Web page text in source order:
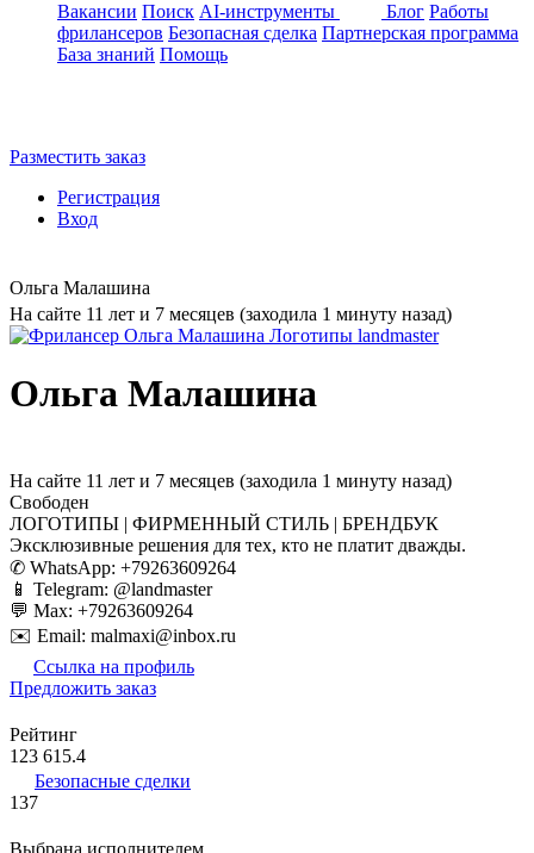
Вакансии Поиск AI-инструменты Блог Работы
фрилансеров Безопасная сделка Партнерская программа
База знаний Помощь
Разместить заказ
Регистрация
Вход
Ольга Малашина
На сайте 11 лет и 7 месяцев (заходила 1 минуту назад)
Ольга Малашина
На сайте 11 лет и 7 месяцев (заходила 1 минуту назад)
Свободен
ЛОГОТИПЫ | ФИРМЕННЫЙ СТИЛЬ | БРЕНДБУК
Эксклюзивные решения для тех, кто не платит дважды.
✆ WhatsApp: +79263609264
📱 Telegram: @landmaster
💬 Max: +79263609264
✉️ Email: malmaxi@inbox.ru
Ссылка на профиль
Предложить заказ
Рейтинг
123 615.4
Безопасные сделки
137
Выбрана исполнителем